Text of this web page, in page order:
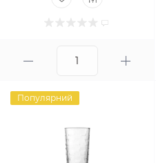
Популярний